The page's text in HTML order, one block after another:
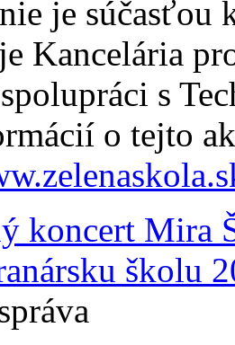
je
Kancelária
s
o tejto
koncert Mira
školu